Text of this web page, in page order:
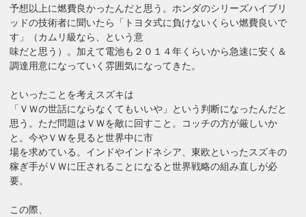
予想以上に燃費良かったんだと思う。ホンダのシリーズハイブリ
ッドの技術者に聞いたら「トヨタ式に負けないくらい燃費良いで
す」（カムリ級なら、という意
味だと思う）。加えて電池も２０１４年くらいから急速に安く＆
調達用意になっていく雰囲気になってきた。
といったことを考えスズキは
「ＶＷの世話にならなくてもいいや」という判断になったんだと
思う。ただ問題はＶＷを敵に回すこと。コッチの方が厳しいか
と。今やＶＷを見ると世界中に市
場を求めている。インドやインドネシア、東欧といったスズキの
稼ぎ手がＶＷに圧されることになると世界戦略の組み直しが必
要。
この際、